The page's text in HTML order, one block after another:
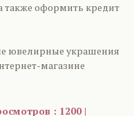
оформить кредит
ювелирные украшения
магазине
: 1200 |